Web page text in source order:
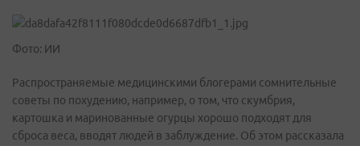
Фото: ИИ
Распространяемые медицинскими блогерами сомнительные
советы по похудению, например, о том, что скумбрия,
картошка и маринованные огурцы хорошо подходят для
сброса веса, вводят людей в заблуждение. Об этом рассказала